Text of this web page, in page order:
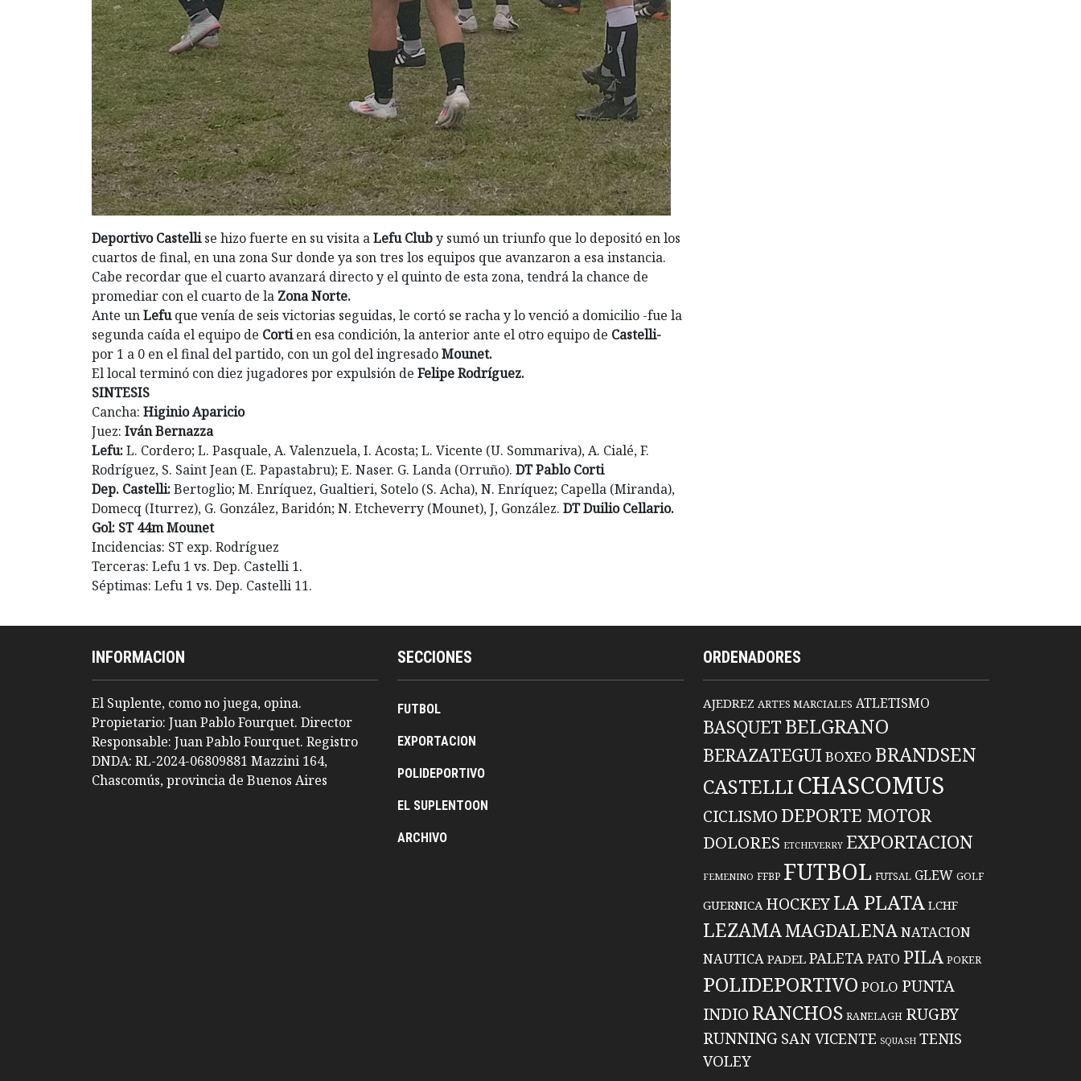
Deportivo Castellise hizo fuerte en su visita aLefu Cluby sumó un triunfo que lo depositó en los
cuartos de final, en una zona Sur donde ya son tres los equipos que avanzaron a esa instancia.
Cabe recordar que el cuarto avanzará directo y el quinto de esta zona, tendrá la chance de
promediar con el cuarto de la Zona Norte.
Ante unLefuque venía de seis victorias seguidas, le cortó se racha y lo venció a domicilio -fue la
segunda caída el equipo de Cortien esa condición, la anterior ante el otro equipo de Castelli-
por 1 a 0 en el final del partido, con un gol del ingresadoMounet.
El local terminó con diez jugadores por expulsión de Felipe Rodríguez.
SINTESIS
Cancha: Higinio Aparicio
Juez: Iván Bernazza
Lefu:L. Cordero; L. Pasquale, A. Valenzuela, I. Acosta; L. Vicente (U. Sommariva), A. Cialé, F.
Rodríguez, S. Saint Jean (E. Papastabru); E. Naser. G. Landa (Orruño). DT Pablo Corti
Dep. Castelli:Bertoglio; M. Enríquez, Gualtieri, Sotelo (S. Acha), N. Enríquez; Capella (Miranda),
Domecq (Iturrez), G. González, Baridón; N. Etcheverry (Mounet), J, González. DT Duilio Cellario.
Gol: ST 44m Mounet
Incidencias: ST exp. Rodríguez
Terceras: Lefu 1 vs. Dep. Castelli 1.
Séptimas: Lefu 1 vs. Dep. Castelli 11.
INFORMACION
El Suplente, como no juega, opina.
Propietario: Juan Pablo Fourquet. Director
Responsable: Juan Pablo Fourquet. Registro
DNDA: RL-2024-06809881 Mazzini 164,
Chascomús, provincia de Buenos Aires
SECCIONES
FUTBOL
EXPORTACION
POLIDEPORTIVO
EL SUPLENTOON
ARCHIVO
ORDENADORES
AJEDREZ ARTES MARCIALES ATLETISMO
BASQUET BELGRANO
BERAZATEGUIBOXEO BRANDSEN
CASTELLI CHASCOMUS
CICLISMO DEPORTE MOTOR
DOLORES ETCHEVERRY EXPORTACION
FEMENINO FFBP FUTBOL FUTSAL GLEW GOLF
GUERNICA HOCKEYLA PLATA LCHF
LEZAMAMAGDALENANATACION
NAUTICA PADEL PALETAPATO PILA POKER
POLIDEPORTIVO POLO PUNTA
INDIO RANCHOS RANELAGH RUGBY
RUNNING SAN VICENTE SQUASH TENIS
VOLEY